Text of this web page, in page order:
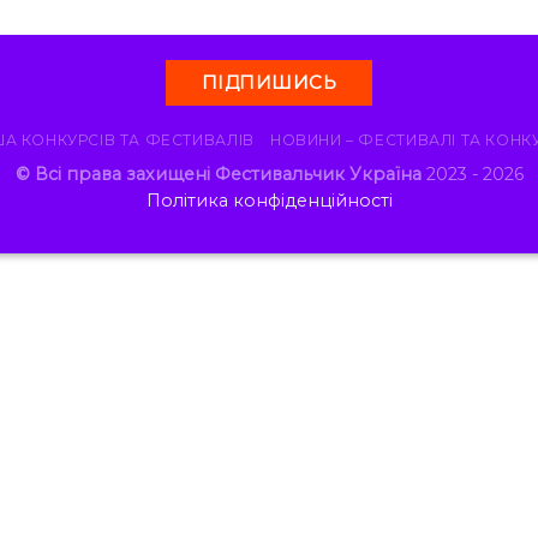
ПІДПИШИСЬ
КОНКУРСІВ ТА ФЕСТИВАЛІВ НОВИНИ – ФЕСТИВАЛІ ТА
© Всі права захищені Фестивальчик Україна2023 - 2026
Політика конфіденційності